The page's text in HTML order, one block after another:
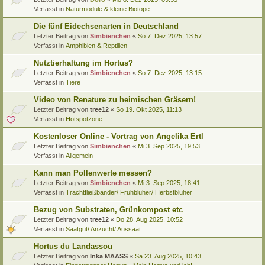
Verfasst in Naturmodule & kleine Biotope
Die fünf Eidechsenarten in Deutschland
Letzter Beitrag von Simbienchen « So 7. Dez 2025, 13:57
Verfasst in Amphibien & Reptilien
Nutztierhaltung im Hortus?
Letzter Beitrag von Simbienchen « So 7. Dez 2025, 13:15
Verfasst in Tiere
Video von Renature zu heimischen Gräsern!
Letzter Beitrag von tree12 « So 19. Okt 2025, 11:13
Verfasst in Hotspotzone
Kostenloser Online - Vortrag von Angelika Ertl
Letzter Beitrag von Simbienchen « Mi 3. Sep 2025, 19:53
Verfasst in Allgemein
Kann man Pollenwerte messen?
Letzter Beitrag von Simbienchen « Mi 3. Sep 2025, 18:41
Verfasst in Trachtfließbänder/ Frühblüher/ Herbstblüher
Bezug von Substraten, Grünkompost etc
Letzter Beitrag von tree12 « Do 28. Aug 2025, 10:52
Verfasst in Saatgut/ Anzucht/ Aussaat
Hortus du Landassou
Letzter Beitrag von Inka MAASS « Sa 23. Aug 2025, 10:43